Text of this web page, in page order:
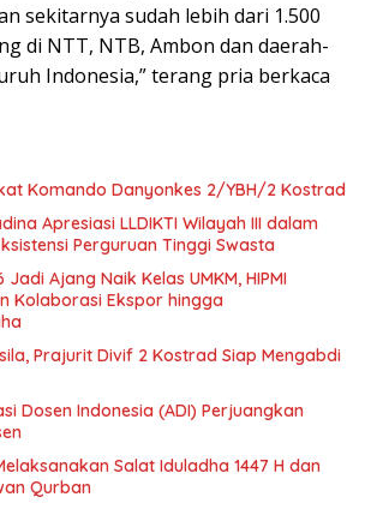
sekitarnya sudah lebih dari 1.500
di NTT, NTB, Ambon dan daerah-
Indonesia,” terang pria berkaca
Komando Danyonkes 2/YBH/2 Kostrad
Apresiasi LLDIKTI Wilayah III dalam
Perguruan Tinggi Swasta
Ajang Naik Kelas UMKM, HIPMI
Kolaborasi Ekspor hingga
Prajurit Divif 2 Kostrad Siap Mengabdi
Dosen Indonesia (ADI) Perjuangkan
Salat Iduladha 1447 H dan
Qurban